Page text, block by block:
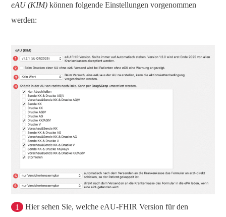
eAU (KIM) können folgende Einstellungen vorgenommen
werden:
1
Hier sehen Sie, welche eAU-FHIR Version für den